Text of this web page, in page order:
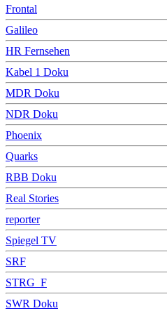
Frontal
Galileo
HR Fernsehen
Kabel 1 Doku
MDR Doku
NDR Doku
Phoenix
Quarks
RBB Doku
Real Stories
reporter
Spiegel TV
SRF
STRG_F
SWR Doku